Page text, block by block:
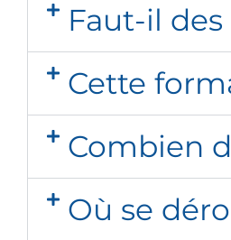
Faut-il
Cette
Combien
Où se